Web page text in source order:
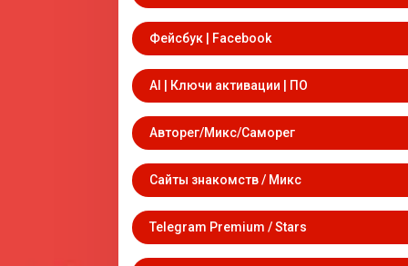
Фейсбук | Facebook
AI | Ключи активации | ПО
Авторег/Микс/Саморег
Сайты знакомств / Микс
Telegram Premium / Stars